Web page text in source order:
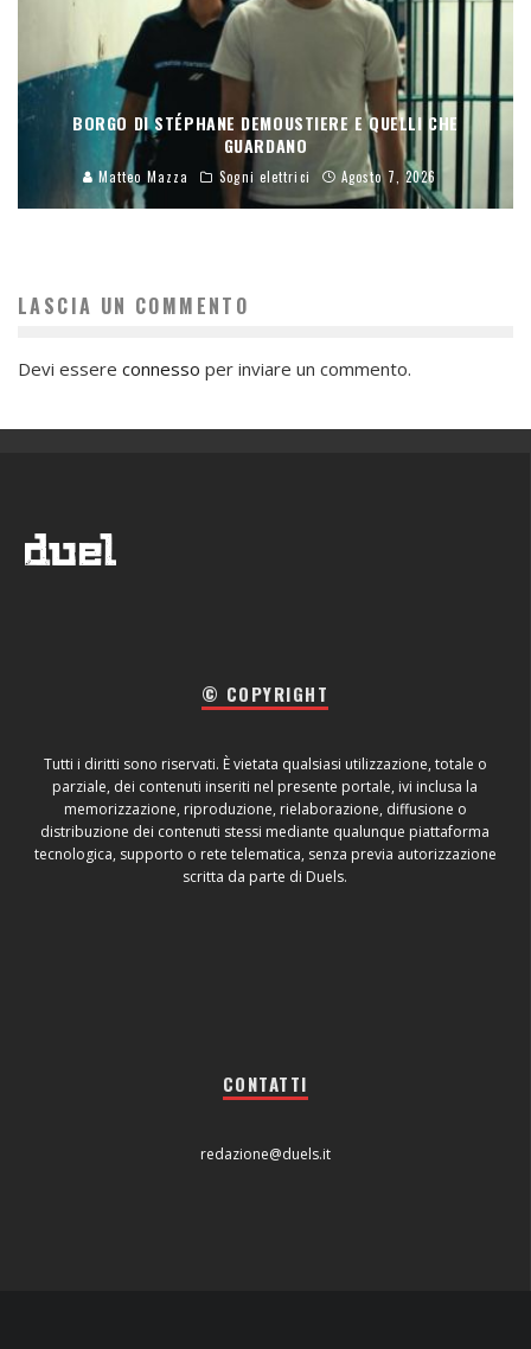
BORGO DI STÉPHANE DEMOUSTIERE E QUELLI CHE
GUARDANO
Matteo Mazza Sogni elettrici Agosto 7, 2026
LASCIA UN COMMENTO
Devi essere connesso per inviare un commento.
© COPYRIGHT
Tutti i diritti sono riservati. È vietata qualsiasi utilizzazione, totale o
parziale, dei contenuti inseriti nel presente portale, ivi inclusa la
memorizzazione, riproduzione, rielaborazione, diffusione o
distribuzione dei contenuti stessi mediante qualunque piattaforma
tecnologica, supporto o rete telematica, senza previa autorizzazione
scritta da parte di Duels.
CONTATTI
redazione@duels.it